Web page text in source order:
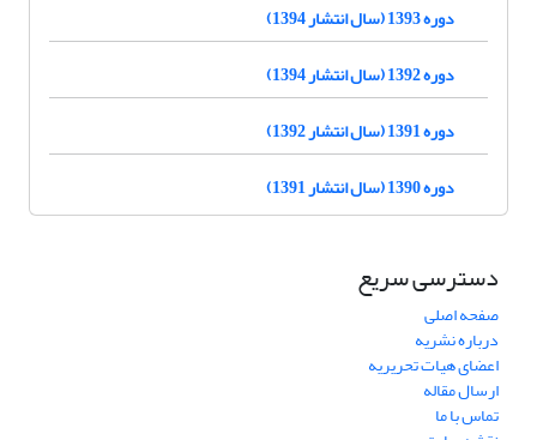
دوره 1393 (سال انتشار 1394)
دوره 1392 (سال انتشار 1394)
دوره 1391 (سال انتشار 1392)
دوره 1390 (سال انتشار 1391)
دسترسی سریع
صفحه اصلی
درباره نشریه
اعضای هیات تحریریه
ارسال مقاله
تماس با ما